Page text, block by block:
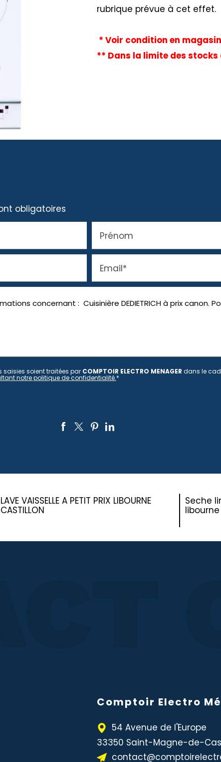
rubrique prévue à cet effet.
* Voir condition en magasin
** Dans la limite des
obligatoires
Prénom
Email*
saisies soient traitées par COMPTOIR ELECTRO MENAGER dans le
notre politique de confidentialité.*
LAVE VAISSELLE A PETIT PRIX LIBOURNE
CASTILLON
Seche
libourne
Comptoir Electro
54 Avenue de l'Europe
33350 Saint-Magne-de-